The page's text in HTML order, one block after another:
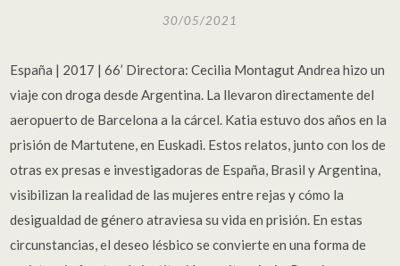
30/05/2021
España | 2017 | 66’ Directora: Cecilia Montagut Andrea hizo un
viaje con droga desde Argentina. La llevaron directamente del
aeropuerto de Barcelona a la cárcel. Katia estuvo dos años en la
prisión de Martutene, en Euskadi. Estos relatos, junto con los de
otras ex presas e investigadoras de España, Brasil y Argentina,
visibilizan la realidad de las mujeres entre rejas y cómo la
desigualdad de género atraviesa su vida en prisión. En estas
circunstancias, el deseo lésbico se convierte en una forma de